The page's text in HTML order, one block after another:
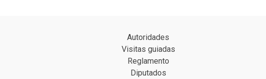
Autoridades
Visitas guiadas
Reglamento
Diputados